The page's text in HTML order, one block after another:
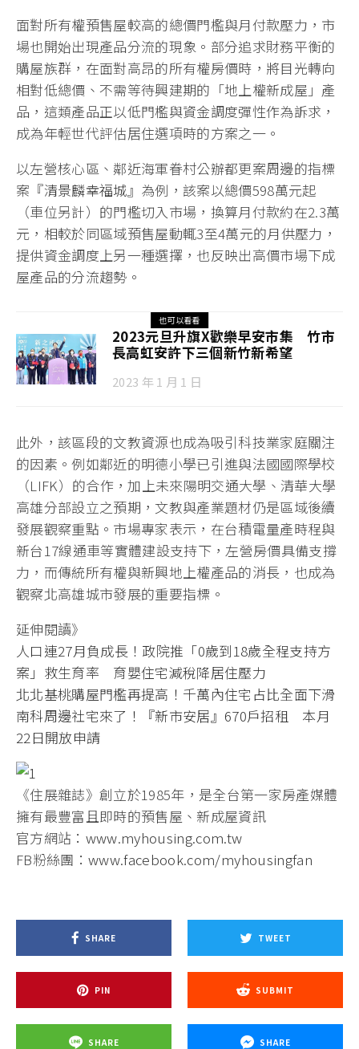
面對所有權預售屋較高的總價門檻與月付款壓力，市
場也開始出現產品分流的現象。部分追求財務平衡的
購屋族群，在面對高昂的所有權房價時，將目光轉向
相對低總價、不需等待興建期的「地上權新成屋」產
品，這類產品正以低門檻與資金調度彈性作為訴求，
成為年輕世代評估居住選項時的方案之一。
以左營核心區、鄰近海軍眷村公辦都更案周邊的指標
案『清景麟幸福城』為例，該案以總價598萬元起
（車位另計）的門檻切入市場，換算月付款約在2.3萬
元，相較於同區域預售屋動輒3至4萬元的月供壓力，
提供資金調度上另一種選擇，也反映出高價市場下成
屋產品的分流趨勢。
也可以看看
2023元旦升旗X歡樂早安市集 竹市
長高虹安許下三個新竹新希望
2023 年 1 月 1 日
此外，該區段的文教資源也成為吸引科技業家庭關注
的因素。例如鄰近的明德小學已引進與法國國際學校
（LIFK）的合作，加上未來陽明交通大學、清華大學
高雄分部設立之預期，文教與產業題材仍是區域後續
發展觀察重點。市場專家表示，在台積電量產時程與
新台17線通車等實體建設支持下，左營房價具備支撐
力，而傳統所有權與新興地上權產品的消長，也成為
觀察北高雄城市發展的重要指標。
延伸閱讀》
人口連27月負成長！政院推「0歲到18歲全程支持方
案」救生育率 育嬰住宅減稅降居住壓力
北北基桃購屋門檻再提高！千萬內住宅占比全面下滑
南科周邊社宅來了！『新市安居』670戶招租 本月
22日開放申請
《住展雜誌》創立於1985年，是全台第一家房產媒體
擁有最豐富且即時的預售屋、新成屋資訊
官方網站： www.myhousing.com.tw
FB粉絲團：www.facebook.com/myhousingfan
SHARE TWEET
PIN SUBMIT
SHARE SHARE